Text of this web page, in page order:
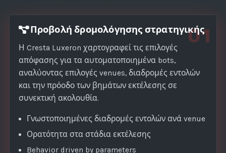
01
Προβολή δρομολόγησης στρατηγικής
Η Cresta Luxeron χαρτογραφεί τις επιλογές
απόφασης για τα αυτοματοποιημένα bots,
αναλύοντας επιλογές venues, διαδρομές εντολών
και την πρόοδο των βημάτων εκτέλεσης σε
συνεκτική ακολουθία.
Γνωστοποιημένες διαδρομές εντολών ανά venue
Ορατότητα στα στάδια εκτέλεσης
Behavior driven by parameters